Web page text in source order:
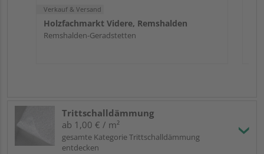
Verkauf & Versand
Holzfachmarkt Videre, Remshalden
Remshalden-Geradstetten
Trittschalldämmung
ab 1,00 € / m²
gesamte Kategorie Trittschalldämmung
entdecken